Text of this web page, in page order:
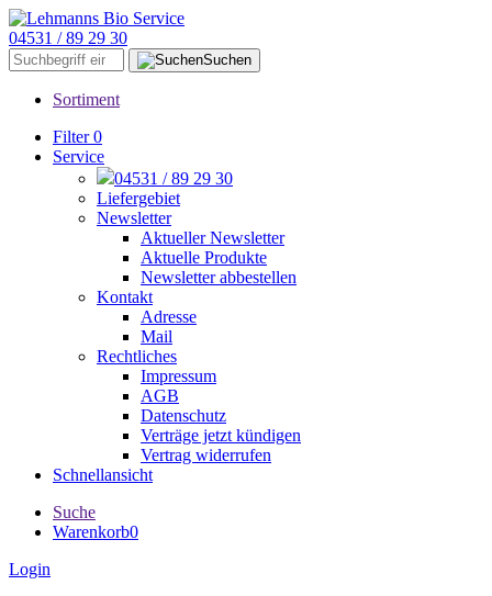
04531 / 89 29 30
Suchen
Sortiment
Filter 0
Service
04531 / 89 29 30
Liefergebiet
Newsletter
Aktueller Newsletter
Aktuelle Produkte
Newsletter abbestellen
Kontakt
Adresse
Mail
Rechtliches
Impressum
AGB
Datenschutz
Verträge jetzt kündigen
Vertrag widerrufen
Schnellansicht
Suche
Warenkorb0
Login